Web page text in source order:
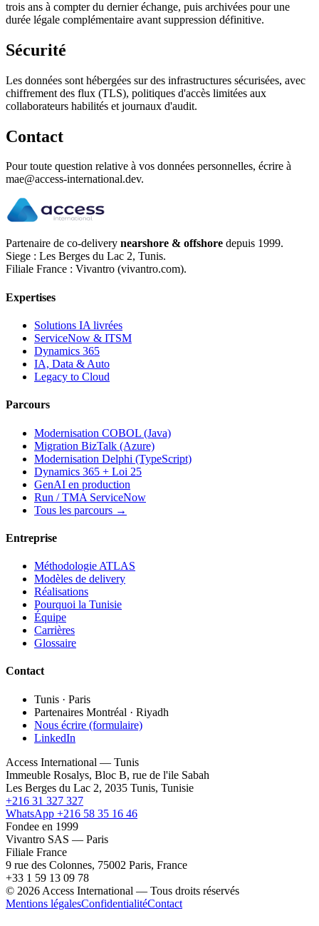
trois ans à compter du dernier échange, puis archivées pour une
durée légale complémentaire avant suppression définitive.
Sécurité
Les données sont hébergées sur des infrastructures sécurisées, avec
chiffrement des flux (TLS), politiques d'accès limitées aux
collaborateurs habilités et journaux d'audit.
Contact
Pour toute question relative à vos données personnelles, écrire à
mae@access-international.dev.
Partenaire de co-delivery nearshore & offshore depuis 1999.
Siege : Les Berges du Lac 2, Tunis.
Filiale France : Vivantro (vivantro.com).
Expertises
Solutions IA livrées
ServiceNow & ITSM
Dynamics 365
IA, Data & Auto
Legacy to Cloud
Parcours
Modernisation COBOL (Java)
Migration BizTalk (Azure)
Modernisation Delphi (TypeScript)
Dynamics 365 + Loi 25
GenAI en production
Run / TMA ServiceNow
Tous les parcours →
Entreprise
Méthodologie ATLAS
Modèles de delivery
Réalisations
Pourquoi la Tunisie
Équipe
Carrières
Glossaire
Contact
Tunis · Paris
Partenaires Montréal · Riyadh
Nous écrire (formulaire)
LinkedIn
Access International — Tunis
Immeuble Rosalys, Bloc B, rue de l'ile Sabah
Les Berges du Lac 2, 2035 Tunis, Tunisie
+216 31 327 327
WhatsApp +216 58 35 16 46
Fondee en 1999
Vivantro SAS — Paris
Filiale France
9 rue des Colonnes, 75002 Paris, France
+33 1 59 13 09 78
© 2026 Access International — Tous droits réservés
Mentions légalesConfidentialitéContact